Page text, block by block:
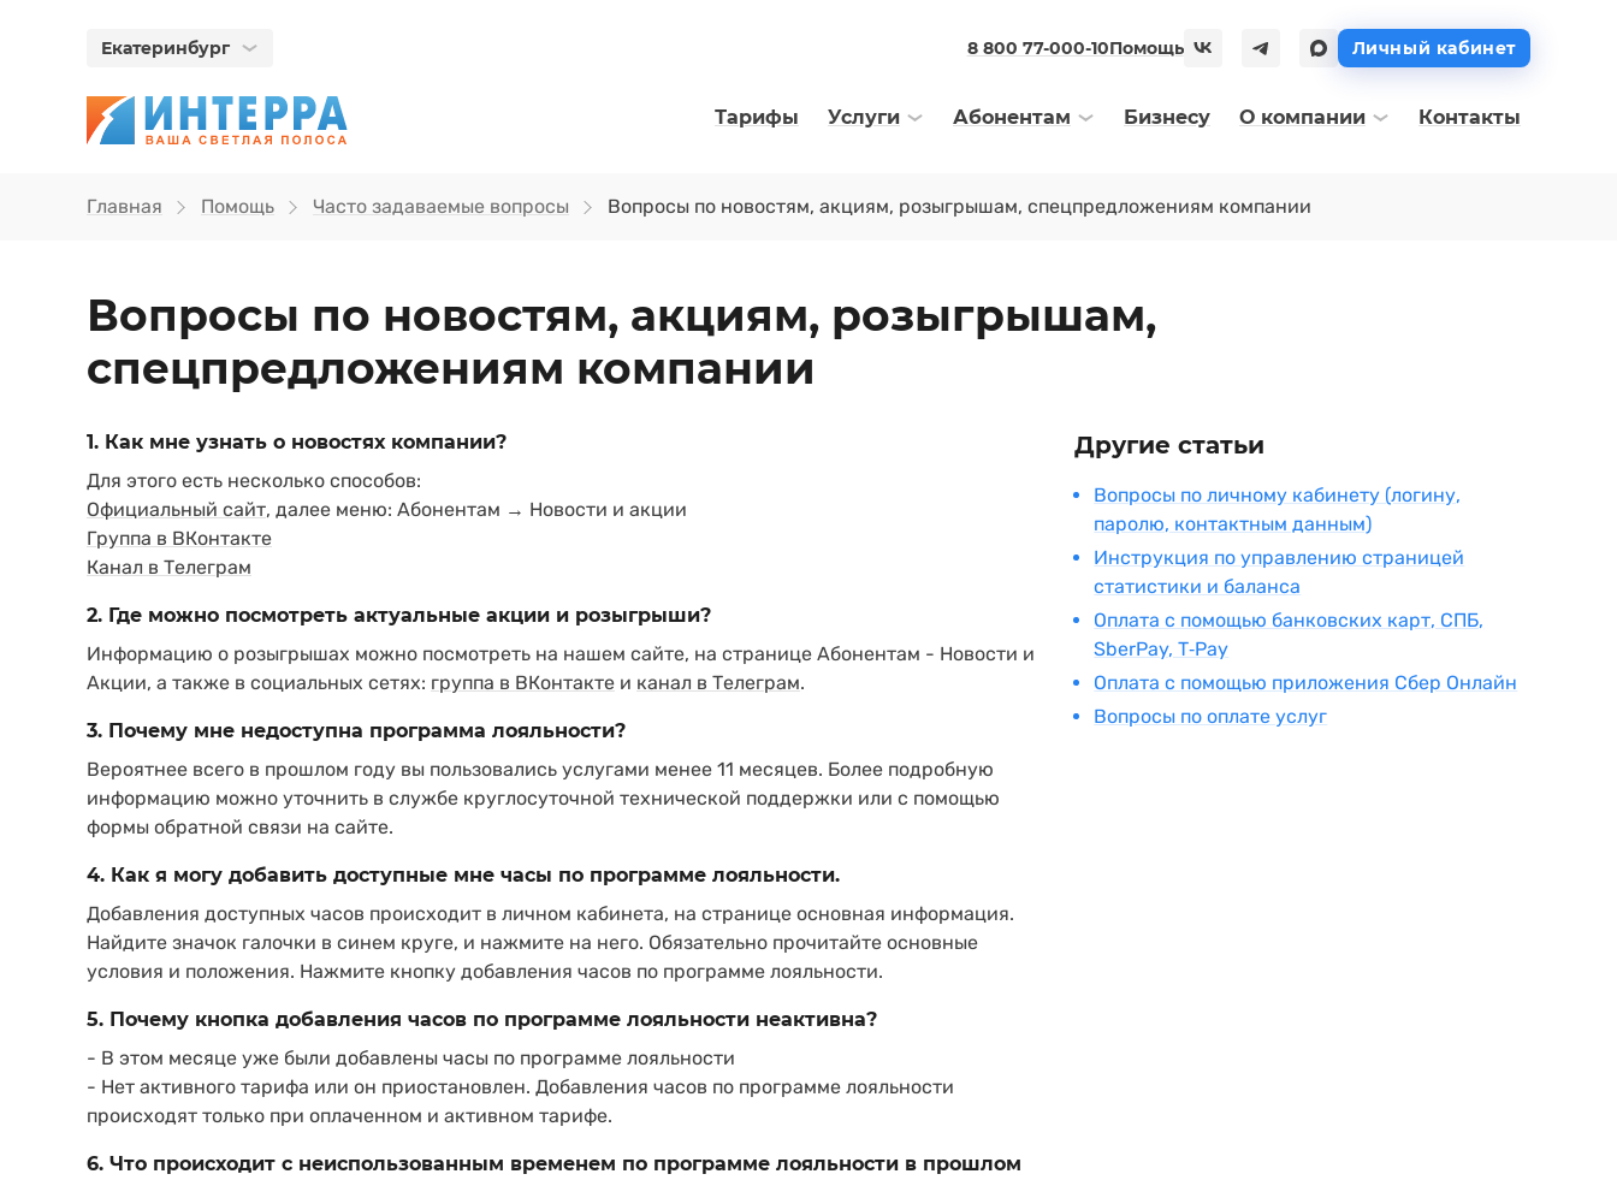
Екатеринбург 8 800 77-000-10Помощь Личный кабинет
Тарифы Услуги Абонентам Бизнесу О компании Контакты
Главная Помощь Часто задаваемые вопросы Вопросы по новостям, акциям, розыгрышам, спецпредложениям компании
Вопросы по новостям, акциям, розыгрышам,
спецпредложениям компании
1. Как мне узнать о новостях компании?
Для этого есть несколько способов:
Официальный сайт, далее меню: Абонентам → Новости и акции
Группа в ВКонтакте
Канал в Телеграм
2. Где можно посмотреть актуальные акции и розыгрыши?
Информацию о розыгрышах можно посмотреть на нашем сайте, на странице Абонентам - Новости и
Акции, а также в социальных сетях: группа в ВКонтакте и канал в Телеграм.
3. Почему мне недоступна программа лояльности?
Вероятнее всего в прошлом году вы пользовались услугами менее 11 месяцев. Более подробную
информацию можно уточнить в службе круглосуточной технической поддержки или с помощью
формы обратной связи на сайте.
4. Как я могу добавить доступные мне часы по программе лояльности.
Добавления доступных часов происходит в личном кабинета, на странице основная информация.
Найдите значок галочки в синем круге, и нажмите на него. Обязательно прочитайте основные
условия и положения. Нажмите кнопку добавления часов по программе лояльности.
5. Почему кнопка добавления часов по программе лояльности неактивна?
- В этом месяце уже были добавлены часы по программе лояльности
- Нет активного тарифа или он приостановлен. Добавления часов по программе лояльности
происходят только при оплаченном и активном тарифе.
6. Что происходит с неиспользованным временем по программе лояльности в прошлом
Другие статьи
Вопросы по личному кабинету (логину,
паролю, контактным данным)
Инструкция по управлению страницей
статистики и баланса
Оплата с помощью банковских карт, СПБ,
SberPay, T‑Pay
Оплата с помощью приложения Сбер Онлайн
Вопросы по оплате услуг